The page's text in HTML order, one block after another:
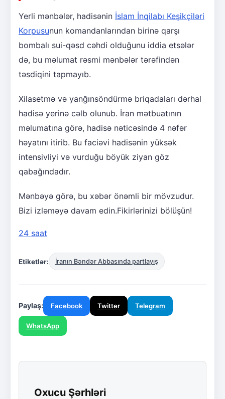
Yerli mənbələr, hadisənin İslam İnqilabı Keşikçiləri
Korpusunun komandanlarından birinə qarşı
bombalı sui-qəsd cəhdi olduğunu iddia etsələr
də, bu məlumat rəsmi mənbələr tərəfindən
təsdiqini tapmayıb.
Xilasetmə və yanğınsöndürmə briqadaları dərhal
hadisə yerinə cəlb olunub. İran mətbuatının
məlumatına görə, hadisə nəticəsində 4 nəfər
həyatını itirib. Bu faciəvi hadisənin yüksək
intensivliyi və vurduğu böyük ziyan göz
qabağındadır.
Mənbəyə görə, bu xəbər önəmli bir mövzudur.
Bizi izləməyə davam edin.Fikirlərinizi bölüşün!
24 saat
Etiketlər: İranın Bəndər Abbasında partlayış
Paylaş: Facebook Twitter Telegram
WhatsApp
Oxucu Şərhləri